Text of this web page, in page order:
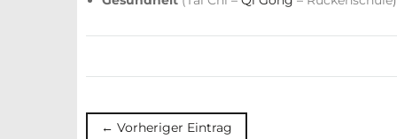
← Vorheriger Eintrag